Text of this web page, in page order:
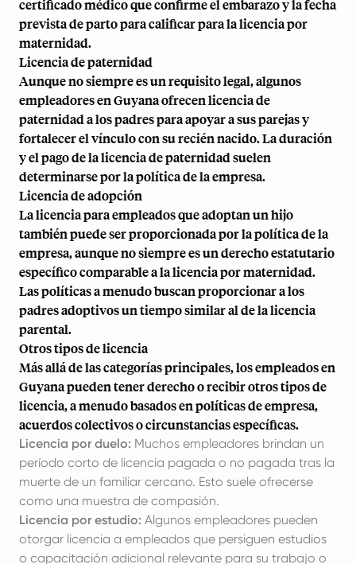
certificado médico que confirme el embarazo y la fecha
prevista de parto para calificar para la licencia por
maternidad.
Licencia de paternidad
Aunque no siempre es un requisito legal, algunos
empleadores en Guyana ofrecen licencia de
paternidad a los padres para apoyar a sus parejas y
fortalecer el vínculo con su recién nacido. La duración
y el pago de la licencia de paternidad suelen
determinarse por la política de la empresa.
Licencia de adopción
La licencia para empleados que adoptan un hijo
también puede ser proporcionada por la política de la
empresa, aunque no siempre es un derecho estatutario
específico comparable a la licencia por maternidad.
Las políticas a menudo buscan proporcionar a los
padres adoptivos un tiempo similar al de la licencia
parental.
Otros tipos de licencia
Más allá de las categorías principales, los empleados en
Guyana pueden tener derecho o recibir otros tipos de
licencia, a menudo basados en políticas de empresa,
acuerdos colectivos o circunstancias específicas.
Licencia por duelo: Muchos empleadores brindan un
período corto de licencia pagada o no pagada tras la
muerte de un familiar cercano. Esto suele ofrecerse
como una muestra de compasión.
Licencia por estudio: Algunos empleadores pueden
otorgar licencia a empleados que persiguen estudios
o capacitación adicional relevante para su trabajo o